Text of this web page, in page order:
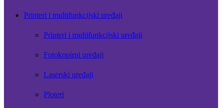
Printeri i multifunkcijski uređaji
Printeri i multifunkcijski uređaji
Fotokopirni uređaji
Laserski uređaji
Ploteri